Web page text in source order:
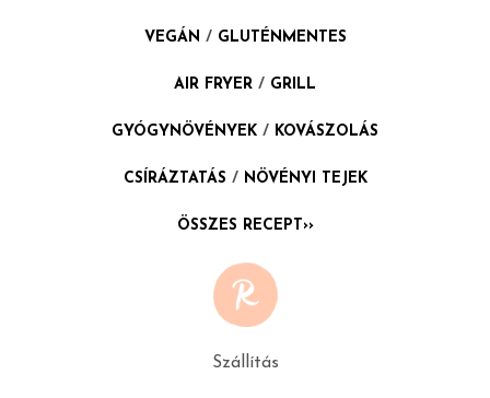
VEGÁN / GLUTÉNMENTES
AIR FRYER / GRILL
GYÓGYNÖVÉNYEK / KOVÁSZOLÁS
CSÍRÁZTATÁS / NÖVÉNYI TEJEK
ÖSSZES RECEPT››
Szállítás